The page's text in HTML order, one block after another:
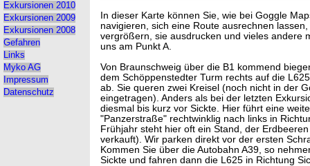
Exkursionen 2010
Exkursionen 2009
Exkursionen 2008
Gefahren
Links
Myko AG
Impressum
Datenschutz
In dieser Karte können Sie, wie bei Goggle
navigieren, sich eine Route ausrechnen
vergrößern, sie ausdrucken und vieles andere
uns am Punkt A.
Von Braunschweig über die B1 kommend
dem Schöppenstedter Turm rechts auf die
ab. Sie queren zwei Kreisel (noch nicht in der
eingetragen). Anders als bei der letzten
diesmal bis kurz vor Sickte. Hier führt eine
"Panzerstraße" rechtwinklig nach links in
Frühjahr steht hier oft ein Stand, der
verkauft). Wir parken direkt vor der ersten
Kommen Sie über die Autobahn A39, so
Sickte und fahren dann die L625 in Richtung